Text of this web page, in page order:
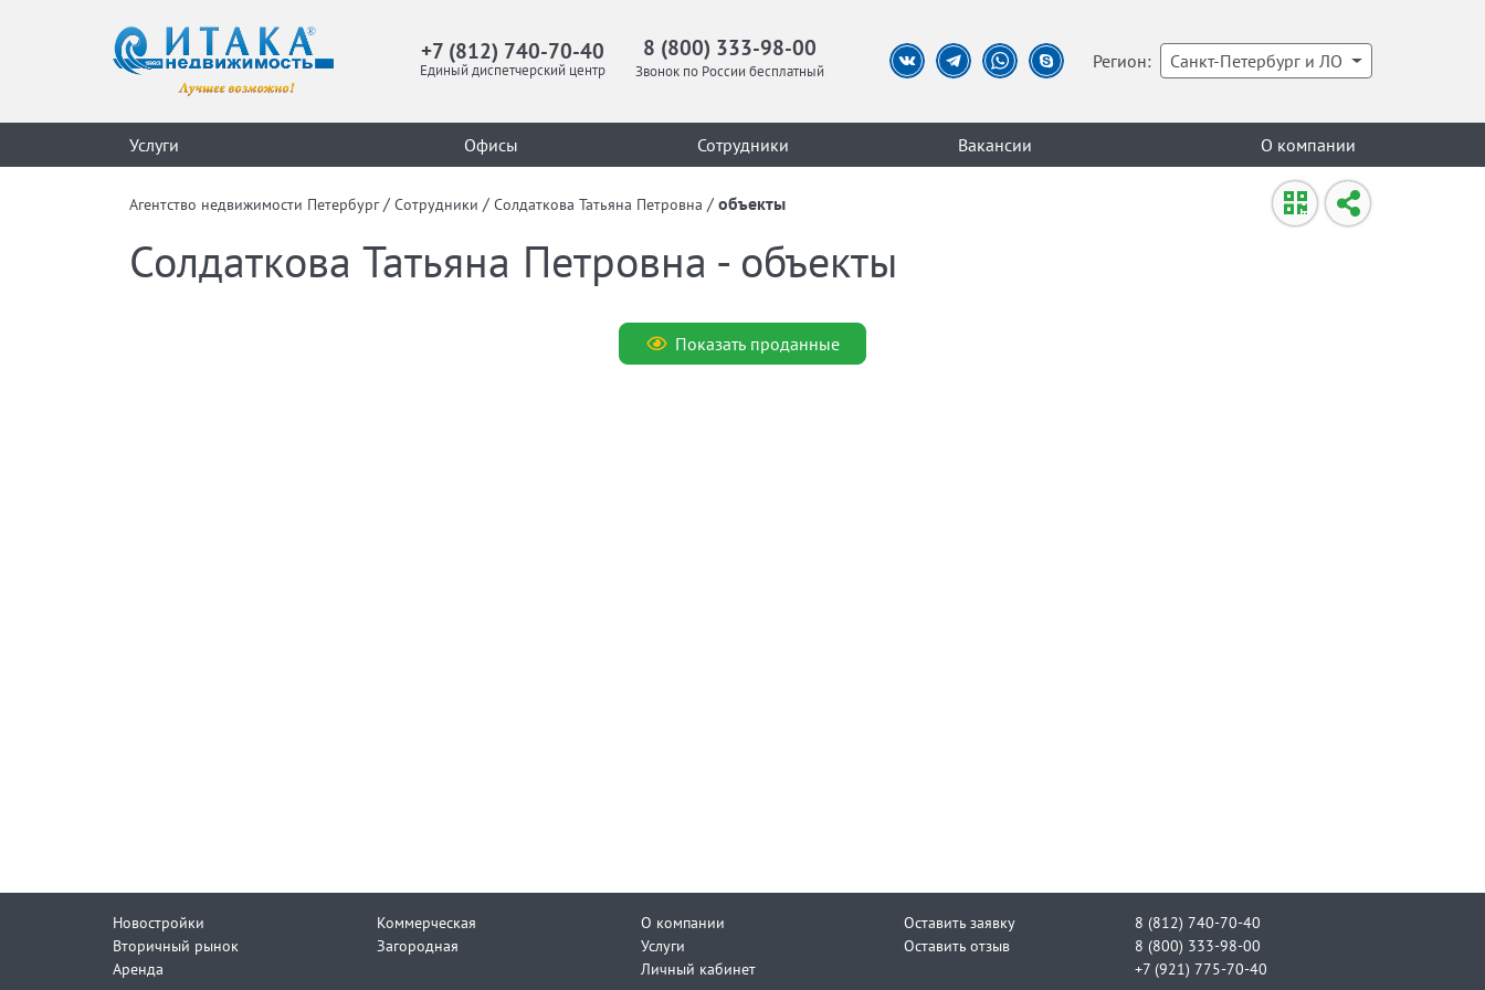
+7 (812) 740-70-40
Единый диспетчерский центр
8 (800) 333-98-00
Звонок по России бесплатный Регион: Санкт-Петербург и ЛО
Услуги Офисы Сотрудники Вакансии О компании
Агентство недвижимости Петербург / Сотрудники / Солдаткова Татьяна Петровна / объекты
Солдаткова Татьяна Петровна - объекты
Показать проданные
Новостройки
Вторичный рынок
Аренда
Коммерческая
Загородная
О компании
Услуги
Личный кабинет
Оставить заявку
Оставить отзыв
8 (812) 740-70-40
8 (800) 333-98-00
+7 (921) 775-70-40